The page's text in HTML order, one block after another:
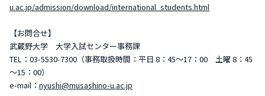
u.ac.jp/admission/download/international_students.html
【お問合せ】
武蔵野大学 大学入試センター事務課
TEL：03-5530-7300（事務取扱時間：平日 8：45～17：00 土曜 8：45
～15：00）
e-mail： nyushi@musashino-u.ac.jp